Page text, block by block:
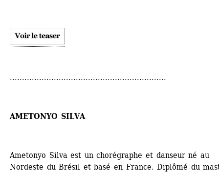
................................................................
AMETONYO SILVA
Ametonyo Silva est un chorégraphe et danseur né au
Nordeste du Brésil et basé en France. Diplômé du